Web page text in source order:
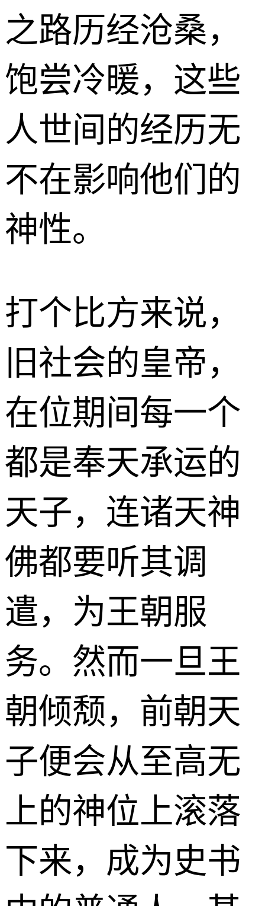
之路历经沧桑，
饱尝冷暖，这些
人世间的经历无
不在影响他们的
神性。
打个比方来说，
旧社会的皇帝，
在位期间每一个
都是奉天承运的
天子，连诸天神
佛都要听其调
遣，为王朝服
务。然而一旦王
朝倾颓，前朝天
子便会从至高无
上的神位上滚落
下来，成为史书